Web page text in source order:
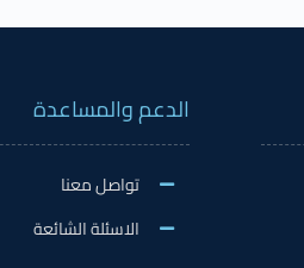
الدعم والمساعدة
تواصل معنا
الاسئلة الشائعة